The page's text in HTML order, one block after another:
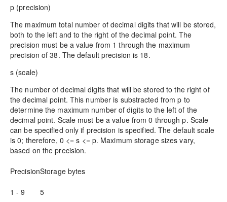
p (precision)
The maximum total number of decimal digits that will be stored,
both to the left and to the right of the decimal point. The
precision must be a value from 1 through the maximum
precision of 38. The default precision is 18.
s (scale)
The number of decimal digits that will be stored to the right of
the decimal point. This number is substracted fromp to
determine the maximum number of digits to the left of the
decimal point. Scale must be a value from 0 throughp. Scale
can be specified only if precision is specified. The default scale
is 0; therefore, 0 <=s <= p. Maximum storage sizes vary,
based on the precision.
PrecisionStorage bytes
1 - 9 5